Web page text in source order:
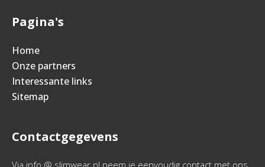
Pagina's
Home
Onze partners
Interessante links
Sitemap
Contactgegevens
Via info @ slimwear.nl neem je eenvoudig contact met ons